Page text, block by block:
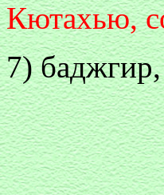
Кютахью,
7)